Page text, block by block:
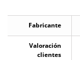
Fabricante
Valoración
clientes